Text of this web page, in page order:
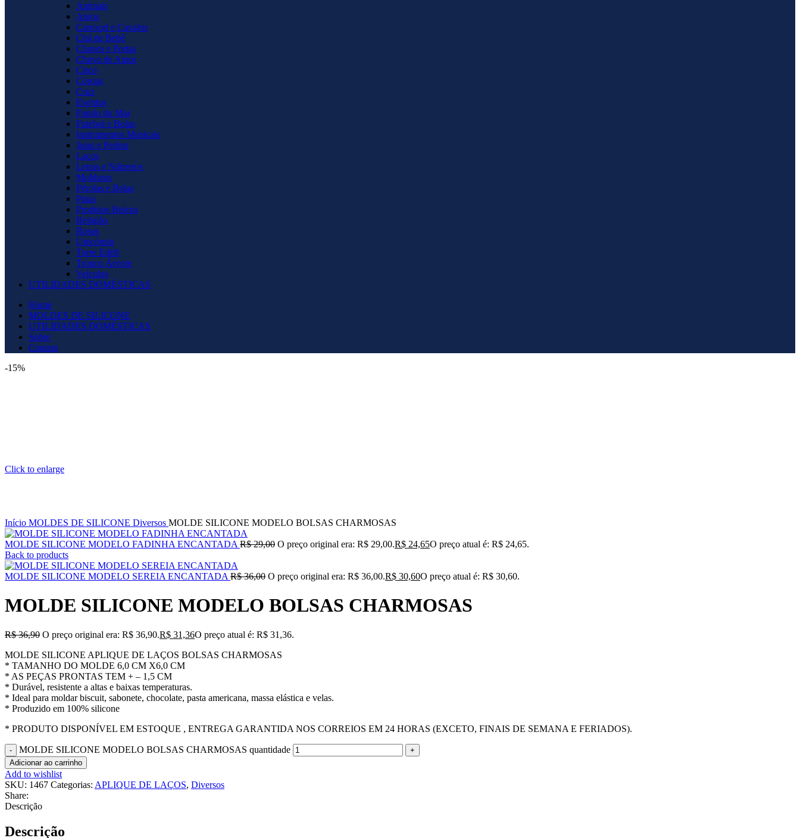
Animais
Anjos
Carrocel e Cavalos
Chá de Bebê
Chaves e Portas
Chuva de Amor
Circo
Coroas
Cruz
Eventos
Fundo do Mar
Futebol e Bolas
Instrumentos Musicais
Joias e Pedras
Laços
Letras e Números
Molduras
Pérolas e Bolas
Praia
Produtos Beleza
Religião
Rosas
Unicórnio
Torre Eifell
Tronco Árvore
Veículos
UTILIDADES DOMÉSTICAS
Home
MOLDES DE SILICONE
UTILIDADES DOMÉSTICAS
Sobre
Contato
-15%
Click to enlarge
Início MOLDES DE SILICONE Diversos MOLDE SILICONE MODELO BOLSAS CHARMOSAS
MOLDE SILICONE MODELO FADINHA ENCANTADA R$29,00 O preço original era: R$ 29,00.R$ 24,65O preço atual é: R$ 24,65.
Back to products
MOLDE SILICONE MODELO SEREIA ENCANTADA R$36,00 O preço original era: R$ 36,00.R$ 30,60O preço atual é: R$ 30,60.
MOLDE SILICONE MODELO BOLSAS CHARMOSAS
R$36,90 O preço original era: R$ 36,90.R$ 31,36O preço atual é: R$ 31,36.
MOLDE SILICONE APLIQUE DE LAÇOS BOLSAS CHARMOSAS
* TAMANHO DO MOLDE 6,0 CM X6,0 CM
* AS PEÇAS PRONTAS TEM + – 1,5 CM
* Durável, resistente a altas e baixas temperaturas.
* Ideal para moldar biscuit, sabonete, chocolate, pasta americana, massa elástica e velas.
* Produzido em 100% silicone
* PRODUTO DISPONÍVEL EM ESTOQUE , ENTREGA GARANTIDA NOS CORREIOS EM 24 HORAS (EXCETO, FINAIS DE SEMANA E FERIADOS).
MOLDE SILICONE MODELO BOLSAS CHARMOSAS quantidade
Adicionar ao carrinho
Add to wishlist
SKU: 1467 Categorias: APLIQUE DE LAÇOS, Diversos
Share:
Descrição
Descrição